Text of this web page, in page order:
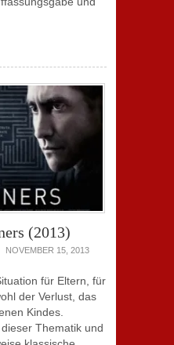
(2013)
NOVEMBER 15, 2013
für Eltern, für
der Verlust, das
Kindes.
Thematik und